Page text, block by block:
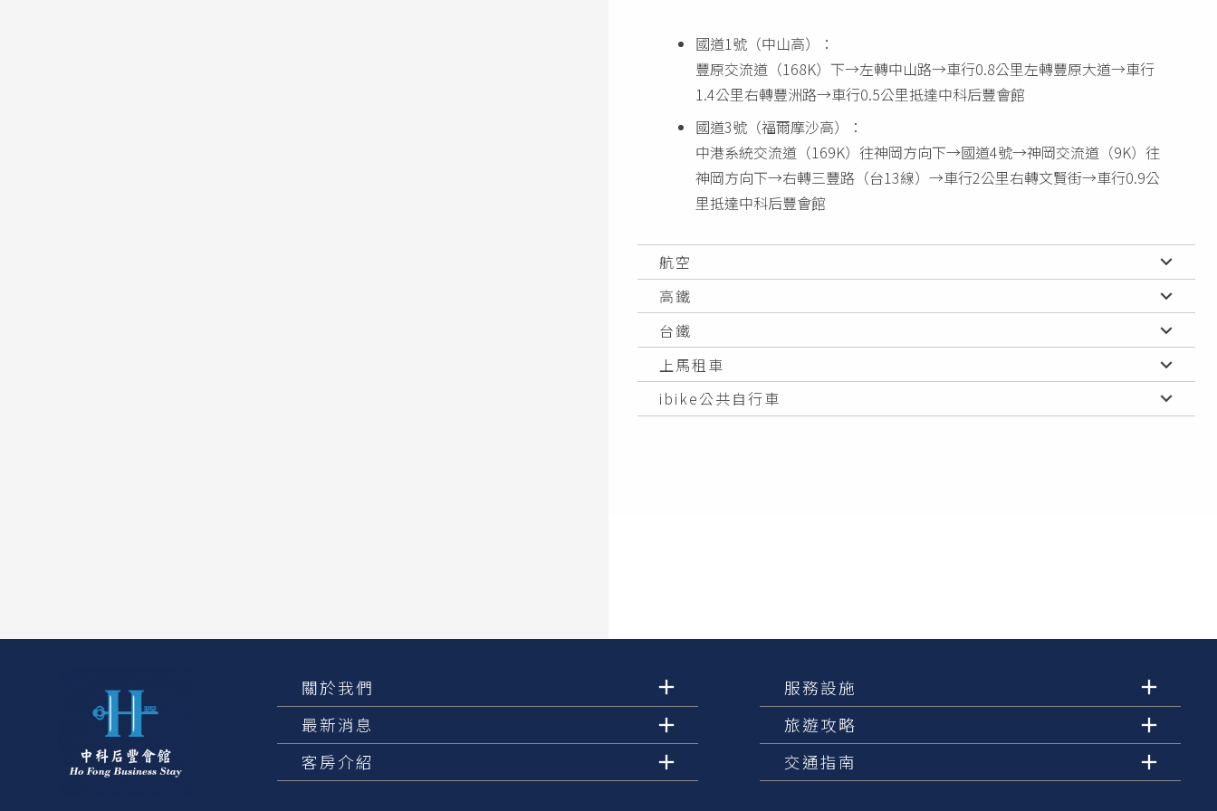
國道1號（中山高）：
豐原交流道（168K）下→左轉中山路→車行0.8公里左轉豐原大道→車行
1.4公里右轉豐洲路→車行0.5公里抵達中科后豐會館
國道3號（福爾摩沙高）：
中港系統交流道（169K）往神岡方向下→國道4號→神岡交流道（9K）往
神岡方向下→右轉三豐路（台13線）→車行2公里右轉文賢街→車行0.9公
里抵達中科后豐會館
航空
高鐵
台鐵
上馬租車
ibike公共自行車
關於我們
最新消息
客房介紹
服務設施
旅遊攻略
交通指南